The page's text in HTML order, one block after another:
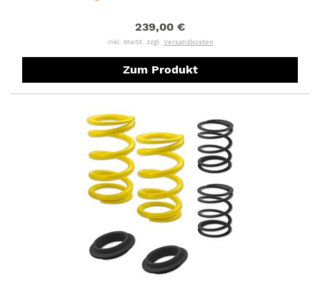
239,00 €
inkl. MwSt. zzgl. Versandkosten
Zum Produkt